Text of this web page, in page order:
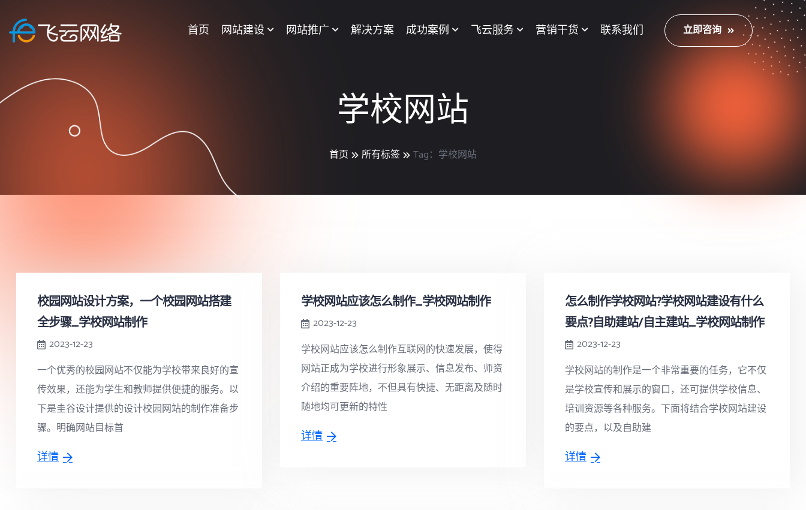
首页 网站建设 网站推广 解决方案 成功案例 飞云服务 营销干货 联系我们 立即咨询
学校网站
首页 所有标签 Tag：学校网站
校园网站设计方案，一个校园网站搭建
全步骤_学校网站制作
2023-12-23
一个优秀的校园网站不仅能为学校带来良好的宣
传效果，还能为学生和教师提供便捷的服务。以
下是圭谷设计提供的设计校园网站的制作准备步
骤。明确网站目标首
详情
学校网站应该怎么制作_学校网站制作
2023-12-23
学校网站应该怎么制作互联网的快速发展，使得
网站正成为学校进行形象展示、信息发布、师资
介绍的重要阵地，不但具有快捷、无距离及随时
随地均可更新的特性
详情
怎么制作学校网站?学校网站建设有什么
要点?自助建站/自主建站_学校网站制作
2023-12-23
学校网站的制作是一个非常重要的任务，它不仅
是学校宣传和展示的窗口，还可提供学校信息、
培训资源等各种服务。下面将结合学校网站建设
的要点，以及自助建
详情